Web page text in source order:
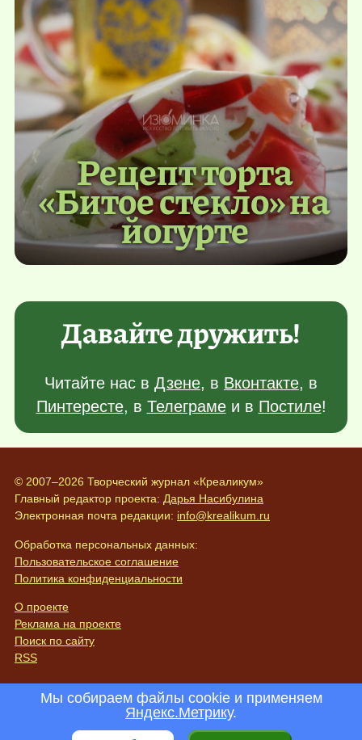
Рецепт торта
«Битое стекло» на
йогурте
Давайте дружить!
Читайте нас в Дзене, в Вконтакте, в
Пинтересте, в Телеграмеи в Постиле!
© 2007–2026 Творческий журнал «Креаликум»
Главный редактор проекта: Дарья Насибулина
Электронная почта редакции: info@krealikum.ru
Обработка персональных данных:
Пользовательское соглашение
Политика конфиденциальности
О проекте
Реклама на проекте
Поиск по сайту
RSS
Мы собираем файлы cookie и применяем
Яндекс.Метрику.